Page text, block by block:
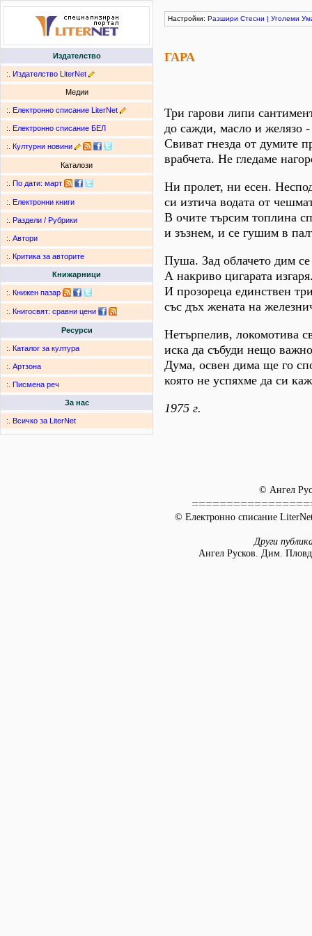
Издателство
:. Издателство LiterNet
Медии
:. Електронно списание LiterNet
:. Електронно списание БЕЛ
:. Културни новини
Каталози
:. По дати: март
:. Електронни книги
:. Раздели / Рубрики
:. Автори
:. Критика за авторите
Книжарници
:. Книжен пазар
:. Книгосвят: сравни цени
Ресурси
:. Каталог за култура
:. Артзона
:. Писмена реч
За нас
:. Всичко за LiterNet
Настройки: Разшири Стесни | Уголеми
ГАРА
Три гарови липи
до сажди, масло и желязо
Свиват гнезда от думите
врабчета. Не гледаме
Ни пролет, ни есен.
си изтича водата от
В очите търсим топлина
и зъзнем, и се гушим в
Пуша. Зад облачето дим
А накриво цигарата
И прозореца единствен
със дъх жената на
Нетърпелив, локомотива
иска да събуди нещо
Дума, освен дима ще го
която не успяхме да си
1975 г.
© Ангел
© Електронно списание
Други
Ангел Русков. Дим.